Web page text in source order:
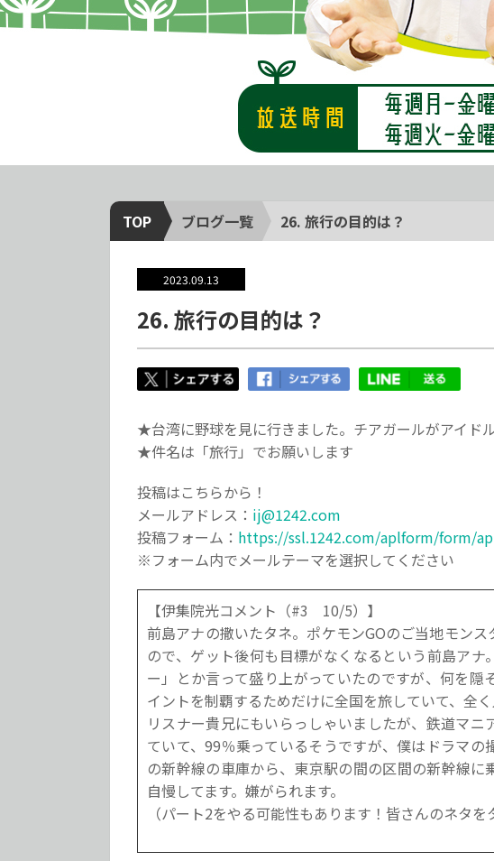
TOP ブログ一覧 26. 旅行の目的は？
2023.09.13
26. 旅行の目的は？
★台湾に野球を見に行きました。チアガールがアイドル
★件名は「旅行」でお願いします
投稿はこちらから！
メールアドレス： ij@1242.com
投稿フォーム： https://ssl.1242.com/aplform/form/
※フォーム内でメールテーマを選択してください
【伊集院光コメント（#3 10/5）】
前島アナの撒いたタネ。ポケモンGOのご当地モン
ので、ゲット後何も目標がなくなるという前島ア
ー」とか言って盛り上がっていたのですが、何を
イントを制覇するためだけに全国を旅していて、全く
リスナー貴兄にもいらっしゃいましたが、鉄道マ
ていて、99％乗っているそうですが、僕はドラマ
の新幹線の車庫から、東京駅の間の区間の新幹線
自慢してます。嫌がられます。
（パート2をやる可能性もあります！皆さんのネタを